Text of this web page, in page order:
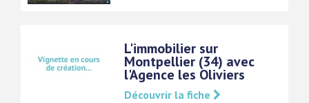
L'immobilier sur
Montpellier (34) avec
l'Agence les Oliviers
Découvrir la fiche